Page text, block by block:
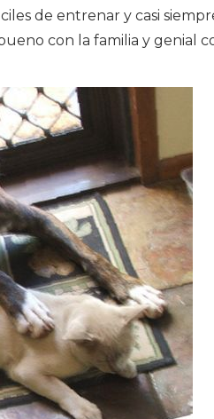
de entrenar y casi
con la familia y genial